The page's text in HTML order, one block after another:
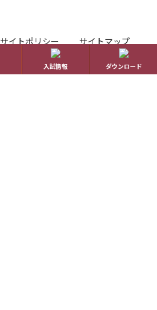
サイトポリシー サイトマップ
入試情報 ダウンロード